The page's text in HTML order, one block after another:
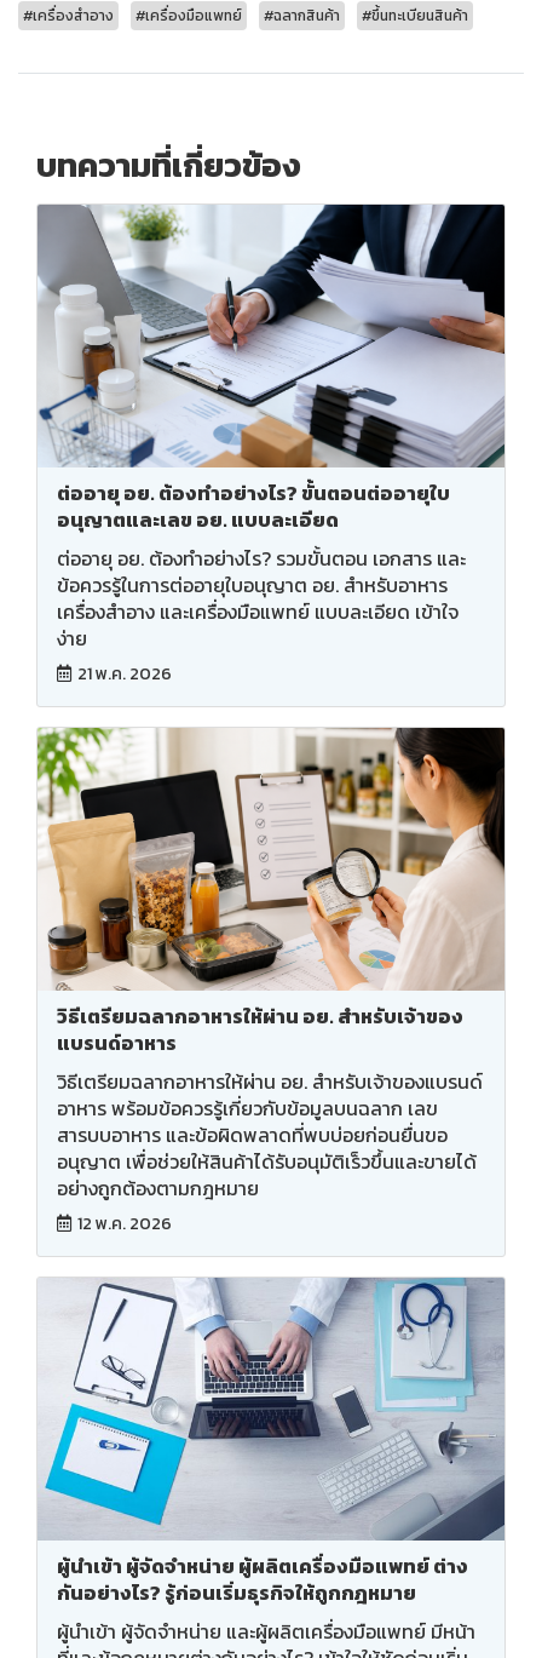
#เครื่องสำอาง
#เครื่องมือแพทย์ #ฉลากสินค้า #ขึ้นทะเบียนสินค้า
บทความที่เกี่ยวข้อง
ต่ออายุ อย. ต้องทำอย่างไร? ขั้นตอนต่ออายุใบ
อนุญาตและเลข อย. แบบละเอียด
ต่ออายุ อย. ต้องทำอย่างไร? รวมขั้นตอน เอกสาร และ
ข้อควรรู้ในการต่ออายุใบอนุญาต อย. สำหรับอาหาร
เครื่องสำอาง และเครื่องมือแพทย์ แบบละเอียด เข้าใจ
ง่าย
21 พ.ค. 2026
วิธีเตรียมฉลากอาหารให้ผ่าน อย. สำหรับเจ้าของ
แบรนด์อาหาร
วิธีเตรียมฉลากอาหารให้ผ่าน อย. สำหรับเจ้าของแบรนด์
อาหาร พร้อมข้อควรรู้เกี่ยวกับข้อมูลบนฉลาก เลข
สารบบอาหาร และข้อผิดพลาดที่พบบ่อยก่อนยื่นขอ
อนุญาต เพื่อช่วยให้สินค้าได้รับอนุมัติเร็วขึ้นและขายได้
อย่างถูกต้องตามกฎหมาย
12 พ.ค. 2026
ผู้นำเข้า ผู้จัดจำหน่าย ผู้ผลิตเครื่องมือแพทย์ ต่าง
กันอย่างไร? รู้ก่อนเริ่มธุรกิจให้ถูกกฎหมาย
ผู้นำเข้า ผู้จัดจำหน่าย และผู้ผลิตเครื่องมือแพทย์ มีหน้า